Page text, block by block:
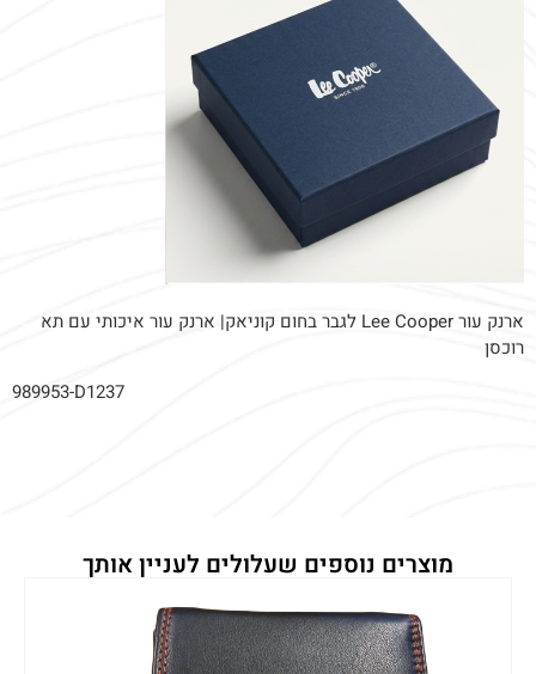
ארנק עור Lee Cooper לגבר בחום קוניאק| ארנק עור איכותי עם תא
רוכסן
989953-D1237
מוצרים נוספים שעלולים לעניין אותך